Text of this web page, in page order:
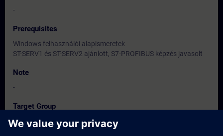
-
Prerequisites
Windows felhasználói alapismeretek
ST-SERV1 és ST-SERV2 ajánlott, S7-PROFIBUS képzés javasolt
Note
-
Target Group
Programozók és vezető karbantartók